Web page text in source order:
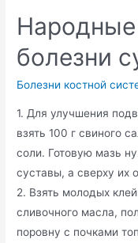
Народные
болезни
Болезни костной
1. Для улучшения
взять 100 г свиного
соли. Готовую мазь
суставы, а сверху их
2. Взять молодых
сливочного масла,
поровну с почками